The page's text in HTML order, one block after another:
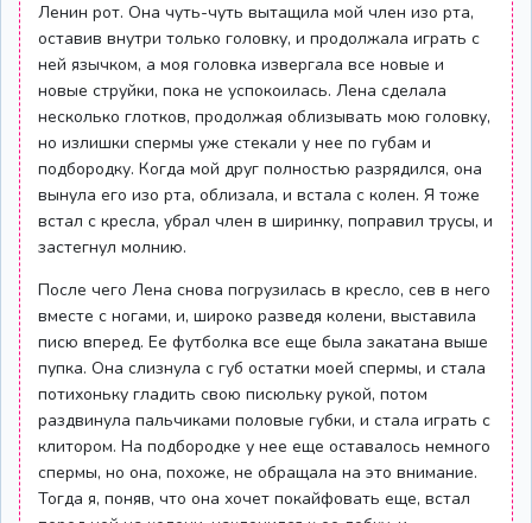
Ленин рот. Она чуть-чуть вытащила мой член изо рта,
оставив внутри только головку, и продолжала играть с
ней язычком, а моя головка извергала все новые и
новые струйки, пока не успокоилась. Лена сделала
несколько глотков, продолжая облизывать мою головку,
но излишки спермы уже стекали у нее по губам и
подбородку. Когда мой друг полностью разрядился, она
вынула его изо рта, облизала, и встала с колен. Я тоже
встал с кресла, убрал член в ширинку, поправил трусы, и
застегнул молнию.
После чего Лена снова погрузилась в кресло, сев в него
вместе с ногами, и, широко разведя колени, выставила
писю вперед. Ее футболка все еще была закатана выше
пупка. Она слизнула с губ остатки моей спермы, и стала
потихоньку гладить свою писюльку рукой, потом
раздвинула пальчиками половые губки, и стала играть с
клитором. На подбородке у нее еще оставалось немного
спермы, но она, похоже, не обращала на это внимание.
Тогда я, поняв, что она хочет покайфовать еще, встал